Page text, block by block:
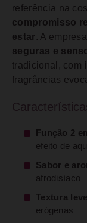
referência na
compromisso
estar. A
seguras e
tradicional, com
fragrâncias
Função 2
efeito de
Sabor e
afrodisíaco
Textura
erógenas